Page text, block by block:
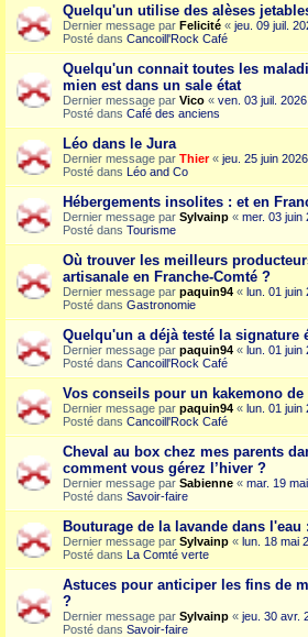
Quelqu'un utilise des alèses
Dernier message par Felicité « jeu. 09 juil.
Posté dans Cancoill'Rock Café
Quelqu'un connait toutes les
mien est dans un sale état
Dernier message par Vico « ven. 03 juil.
Posté dans Café des anciens
Léo dans le Jura
Dernier message par Thier« jeu. 25 juin
Posté dans Léo and Co
Hébergements insolites : et en
Dernier message par Sylvainp « mer. 03 juin
Posté dans Tourisme
Où trouver les meilleurs
artisanale en Franche-Comté ?
Dernier message par paquin94 « lun. 01 juin
Posté dans Gastronomie
Quelqu'un a déjà testé la signature
Dernier message par paquin94 « lun. 01 juin
Posté dans Cancoill'Rock Café
Vos conseils pour un kakemono de
Dernier message par paquin94 « lun. 01 juin
Posté dans Cancoill'Rock Café
Cheval au box chez mes parents
comment vous gérez l’hiver ?
Dernier message par Sabienne « mar. 19
Posté dans Savoir-faire
Bouturage de la lavande dans l'eau
Dernier message par Sylvainp « lun. 18 mai
Posté dans La Comté verte
Astuces pour anticiper les fins de
?
Dernier message par Sylvainp « jeu. 30 avr.
Posté dans Savoir-faire